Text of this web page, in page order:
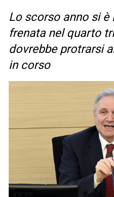
Lo scorso anno si è
frenata nel quarto
dovrebbe protrarsi
in corso